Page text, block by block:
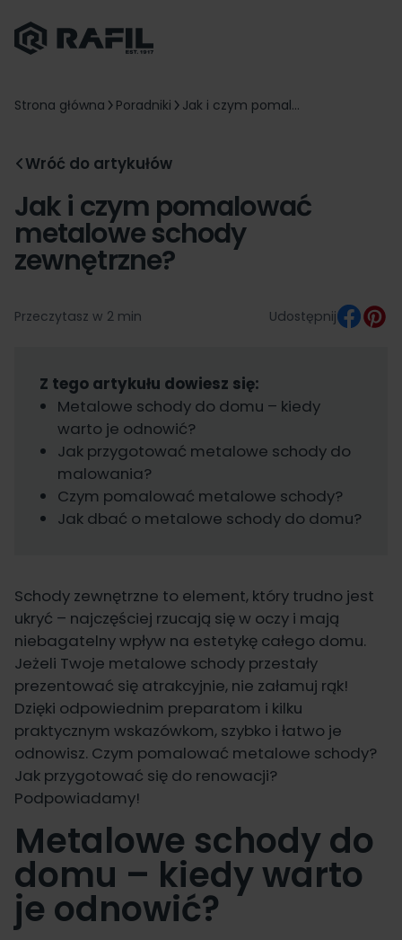
Strona główna Poradniki Jak i czym pomal...
Wróć do artykułów
Jak i czym pomalować
metalowe schody
zewnętrzne?
Przeczytasz w 2 min Udostępnij
Z tego artykułu dowiesz się:
Metalowe schody do domu – kiedy
warto je odnowić?
Jak przygotować metalowe schody do
malowania?
Czym pomalować metalowe schody?
Jak dbać o metalowe schody do domu?
Schody zewnętrzne to element, który trudno jest
ukryć – najczęściej rzucają się w oczy i mają
niebagatelny wpływ na estetykę całego domu.
Jeżeli Twoje metalowe schody przestały
prezentować się atrakcyjnie, nie załamuj rąk!
Dzięki odpowiednim preparatom i kilku
praktycznym wskazówkom, szybko i łatwo je
odnowisz. Czym pomalować metalowe schody?
Jak przygotować się do renowacji?
Podpowiadamy!
Metalowe schody do
domu – kiedy warto
je odnowić?